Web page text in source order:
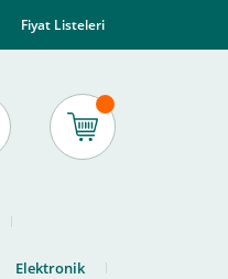
Fiyat Listeleri
Elektronik